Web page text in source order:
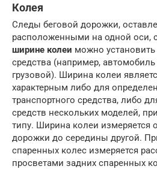
Колея
Следы беговой дорожки,
расположенными на одной оси,
ширине колеи можно установить
средства (например,
грузовой). Ширина колеи
характерным либо для
транспортного средства, либо
средств нескольких моделей,
типу. Ширина колеи измеряется
дорожки до середины другой.
спаренных колес измеряется
просветами задних спаренных